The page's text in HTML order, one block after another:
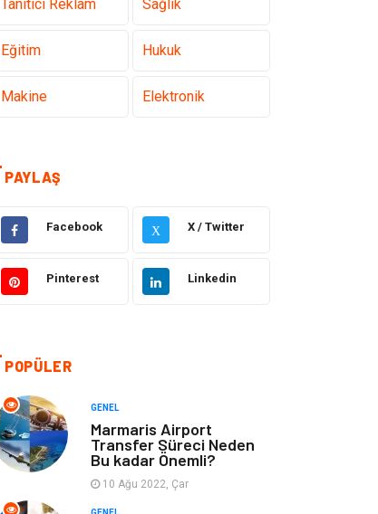
Tanıtıcı Reklam Sağlık
Eğitim Hukuk
Makine Elektronik
Güzellik & Bakım
Emlak Organizasyon
Bilgisayar &
Metalar
Tatil
Webmaster
Bebek Giyim
PAYLAŞ
Facebook X X / Twitter
Pinterest Linkedin
POPÜLER
GENEL
Marmaris Airport
Transfer Süreci Neden
Bu kadar Önemli?
10 Ağu 2022, Çar